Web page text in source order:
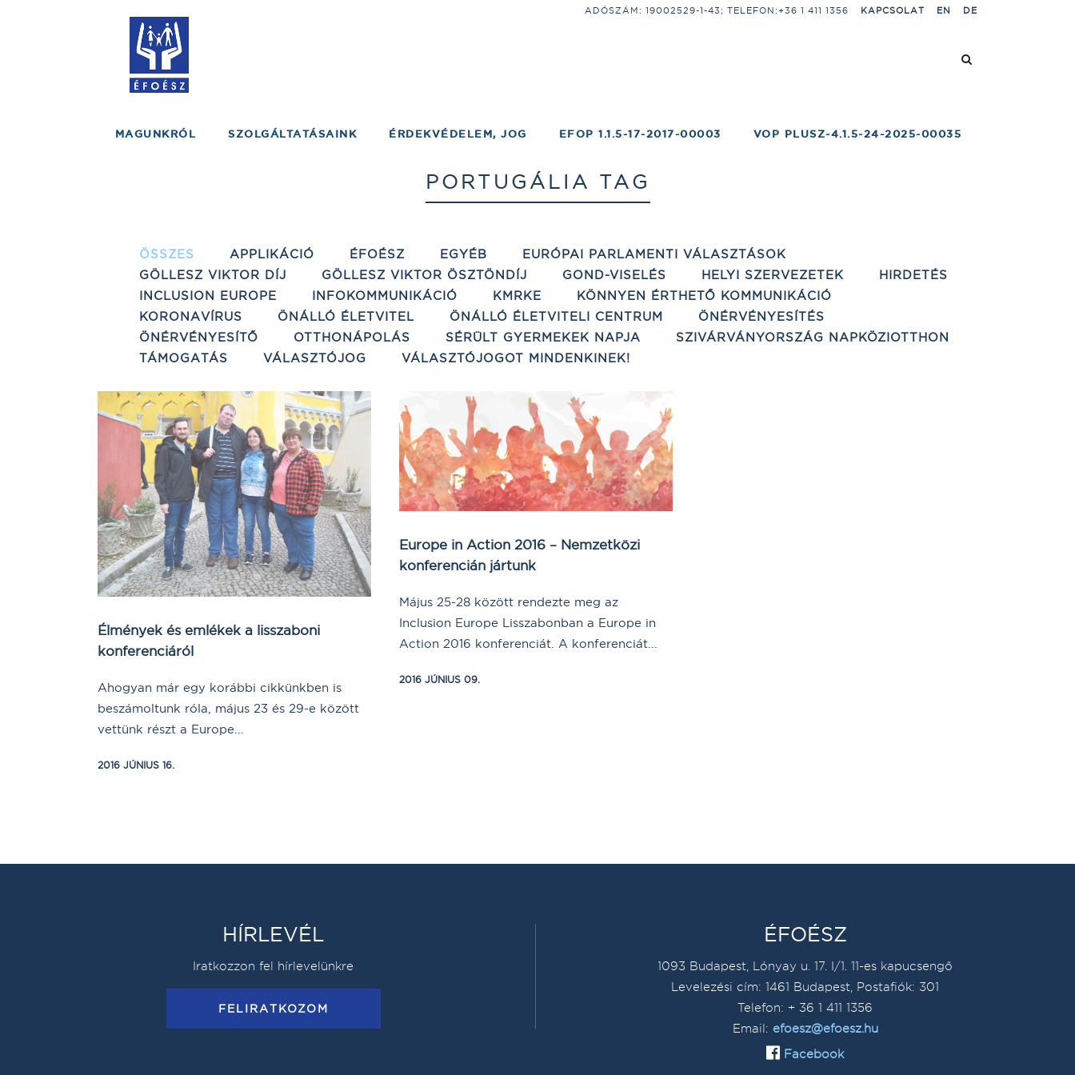
ADÓSZÁM: 19002529-1-43; TELEFON:+36 1 411 1356 KAPCSOLAT EN DE
MAGUNKRÓL SZOLGÁLTATÁSAINK ÉRDEKVÉDELEM, JOG EFOP 1.1.5-17-2017-00003 VOP PLUSZ-4.1.5-24-2025-00035
PORTUGÁLIA TAG
ÖSSZES APPLIKÁCIÓ ÉFOÉSZ EGYÉB
EURÓPAI PARLAMENTI VÁLASZTÁSOK
GÖLLESZ VIKTOR DÍJ
GÖLLESZ VIKTOR ÖSZTÖNDÍJ GOND-VISELÉS HELYI SZERVEZETEK
HIRDETÉS
INCLUSION EUROPE
INFOKOMMUNIKÁCIÓ KMRKE
KÖNNYEN ÉRTHETŐ KOMMUNIKÁCIÓ
KORONAVÍRUS
ÖNÁLLÓ ÉLETVITEL ÖNÁLLÓ ÉLETVITELI CENTRUM
ÖNÉRVÉNYESÍTÉS
ÖNÉRVÉNYESÍTŐ
OTTHONÁPOLÁS SÉRÜLT GYERMEKEK NAPJA
SZIVÁRVÁNYORSZÁG NAPKÖZIOTTHON
TÁMOGATÁS
VÁLASZTÓJOG VÁLASZTÓJOGOT MINDENKINEK!
Élmények és emlékek a lisszaboni
konferenciáról
Ahogyan már egy korábbi cikkünkben is
beszámoltunk róla, május 23 és 29-e között
vettünk részt a Europe...
2016 JÚNIUS 16.
Europe in Action 2016 – Nemzetközi
konferencián jártunk
Május 25-28 között rendezte meg az
Inclusion Europe Lisszabonban a Europe in
Action 2016 konferenciát. A konferenciát...
2016 JÚNIUS 09.
HÍRLEVÉL
Iratkozzon fel hírlevelünkre
FELIRATKOZOM
ÉFOÉSZ
1093 Budapest, Lónyay u. 17. I/1. 11-es kapucsengő
Levelezési cím: 1461 Budapest, Postafiók: 301
Telefon: + 36 1 411 1356
Email: efoesz@efoesz.hu
Facebook